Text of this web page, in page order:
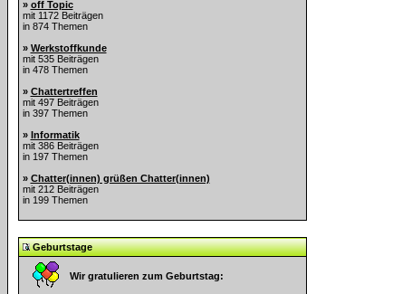
» off Topic
mit 1172 Beiträgen
in 874 Themen
» Werkstoffkunde
mit 535 Beiträgen
in 478 Themen
» Chattertreffen
mit 497 Beiträgen
in 397 Themen
» Informatik
mit 386 Beiträgen
in 197 Themen
» Chatter(innen) grüßen Chatter(innen)
mit 212 Beiträgen
in 199 Themen
Geburtstage
Wir gratulieren zum Geburtstag: